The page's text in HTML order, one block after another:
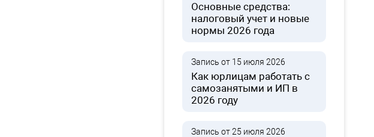
Основные средства:
налоговый учет и новые
нормы 2026 года
Запись от 15 июля 2026
Как юрлицам работать с
самозанятыми и ИП в
2026 году
Запись от 25 июля 2026